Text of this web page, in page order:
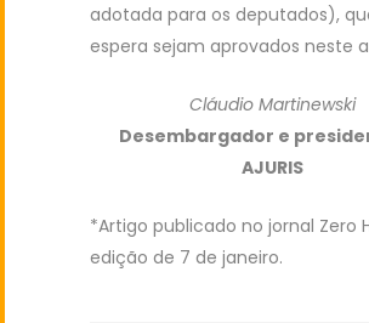
adotada para os deputados),
espera sejam aprovados neste
Cláudio Martinewski
Desembargador e
AJURIS
*Artigo publicado no jornal Zero
edição de 7 de janeiro.